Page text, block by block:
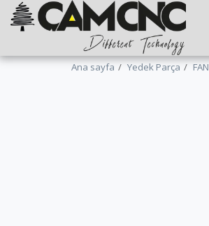
Ana sayfa Yedek Parça